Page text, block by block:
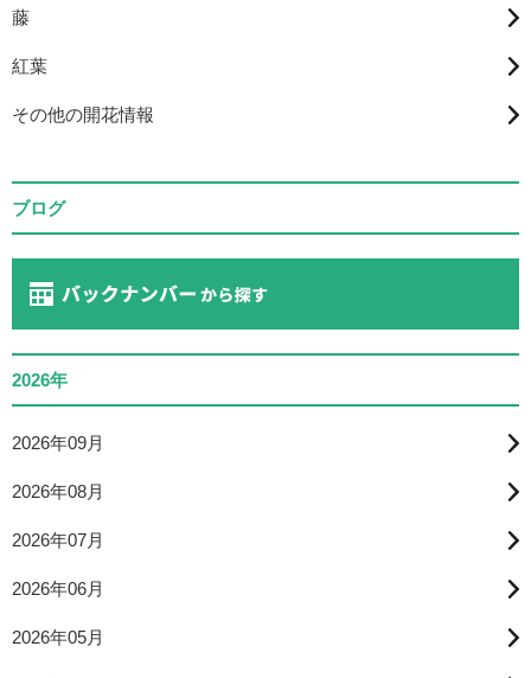
藤
紅葉
その他の開花情報
ブログ
2026年
2026年09月
2026年08月
2026年07月
2026年06月
2026年05月